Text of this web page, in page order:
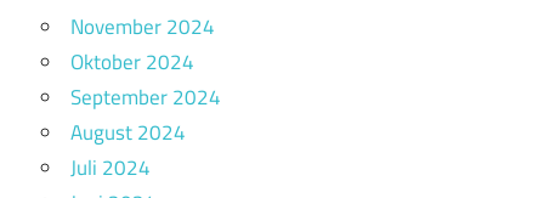
November 2024
Oktober 2024
September 2024
August 2024
Juli 2024